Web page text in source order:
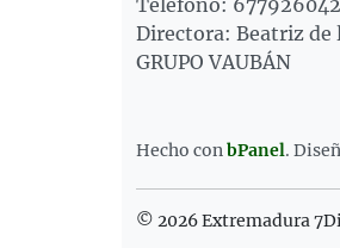
Directora: Beatriz de
GRUPO VAUBÁN
Hecho conbPanel.
© 2026 Extremadura